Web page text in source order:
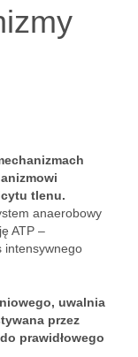
tlenu.
anaerobowy
ATP –
intensywnego
uwalnia
przez
prawidłowego